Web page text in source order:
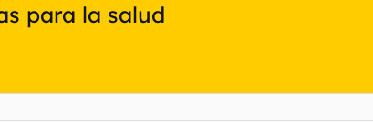
para la salud